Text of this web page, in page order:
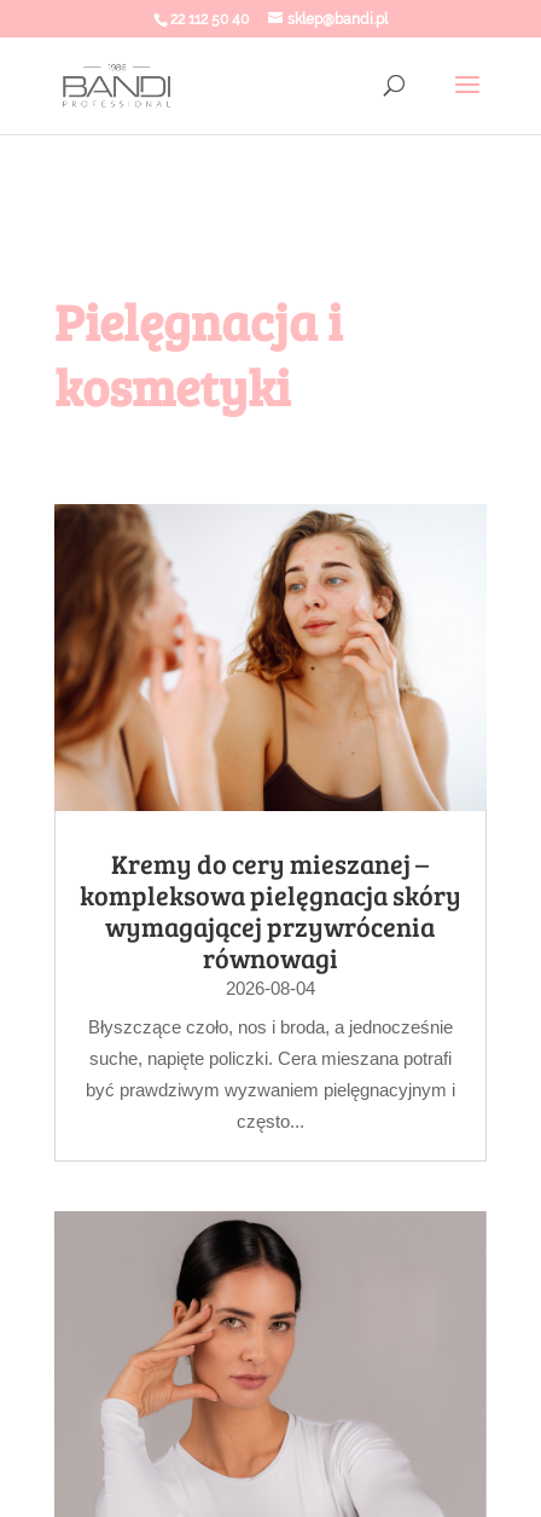
22 112 50 40 sklep@bandi.pl
Pielęgnacja i
kosmetyki
Kremy do cery mieszanej –
kompleksowa pielęgnacja skóry
wymagającej przywrócenia
równowagi
2026-08-04
Błyszczące czoło, nos i broda, a jednocześnie
suche, napięte policzki. Cera mieszana potrafi
być prawdziwym wyzwaniem pielęgnacyjnym i
często...